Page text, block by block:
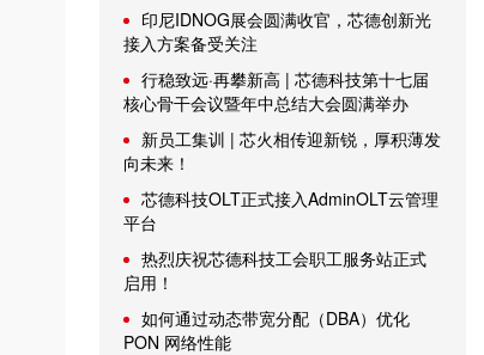
印尼IDNOG展会圆满收官，芯德创新光
接入方案备受关注
行稳致远·再攀新高 | 芯德科技第十七届
核心骨干会议暨年中总结大会圆满举办
新员工集训 | 芯火相传迎新锐，厚积薄发
向未来！
芯德科技OLT正式接入AdminOLT云管理
平台
热烈庆祝芯德科技工会职工服务站正式
启用！
如何通过动态带宽分配（DBA）优化
PON 网络性能